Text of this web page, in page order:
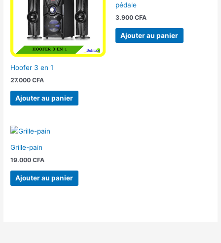
Hoofer 3 en 1
27.000CFA
Ajouter au panier
pédale
3.900 CFA
Ajouter au panier
Grille-pain
19.000CFA
Ajouter au panier